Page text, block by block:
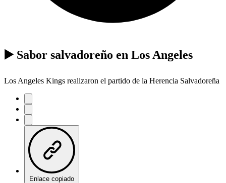
▶️ Sabor salvadoreño en Los Angeles
Los Angeles Kings realizaron el partido de la Herencia Salvadoreña
Enlace copiado